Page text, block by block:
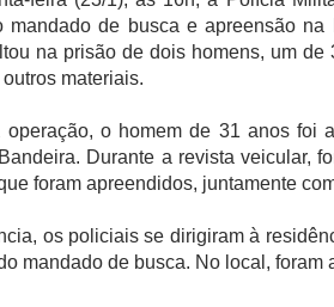
mandado de busca e apreensão
na prisão de dois homens, um
materiais.
operação, o homem de 31 anos foi
Durante a revista veicular,
foram apreendidos, juntamente
os policiais se dirigiram à
mandado de busca. No local, foram